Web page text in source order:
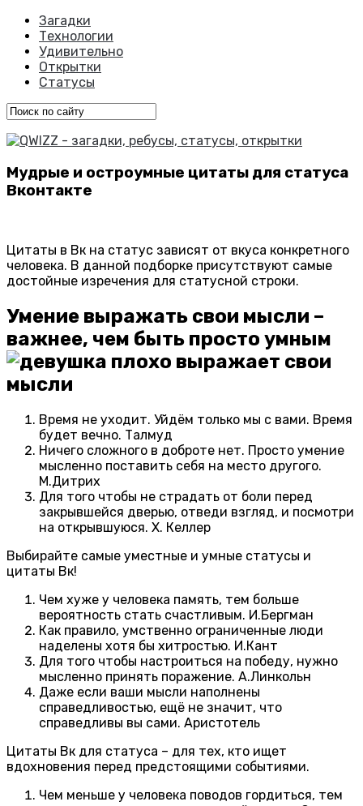
Загадки
Технологии
Удивительно
Открытки
Статусы
Мудрые и остроумные цитаты для статуса
Вконтакте
Цитаты в Вк на статус зависят от вкуса конкретного
человека. В данной подборке присутствуют самые
достойные изречения для статусной строки.
Умение выражать свои мысли –
важнее, чем быть просто умным
Время не уходит. Уйдём только мы с вами. Время
будет вечно. Талмуд
Ничего сложного в доброте нет. Просто умение
мысленно поставить себя на место другого.
М.Дитрих
Для того чтобы не страдать от боли перед
закрывшейся дверью, отведи взгляд, и посмотри
на открывшуюся. Х. Келлер
Выбирайте самые уместные и умные статусы и
цитаты Вк!
Чем хуже у человека память, тем больше
вероятность стать счастливым. И.Бергман
Как правило, умственно ограниченные люди
наделены хотя бы хитростью. И.Кант
Для того чтобы настроиться на победу, нужно
мысленно принять поражение. А.Линкольн
Даже если ваши мысли наполнены
справедливостью, ещё не значит, что
справедливы вы сами. Аристотель
Цитаты Вк для статуса – для тех, кто ищет
вдохновения перед предстоящими событиями.
Чем меньше у человека поводов гордиться, тем